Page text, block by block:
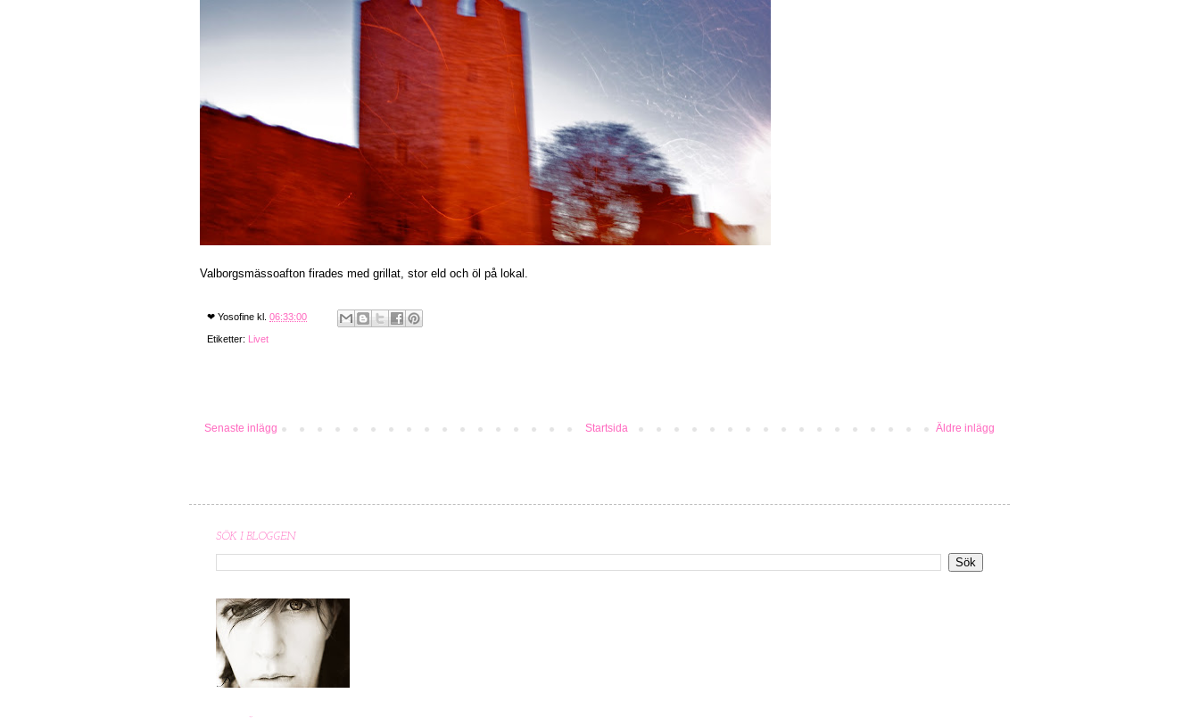
Valborgsmässoafton firades med grillat, stor eld och öl på lokal.
❤ Yosofine kl. 06:33:00
Etiketter: Livet
Senaste inlägg Äldre inlägg
Startsida
SÖK I BLOGGEN